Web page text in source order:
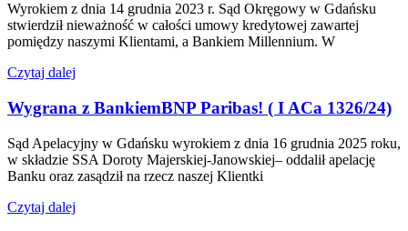
Wyrokiem z dnia 14 grudnia 2023 r. Sąd Okręgowy w Gdańsku
stwierdził nieważność w całości umowy kredytowej zawartej
pomiędzy naszymi Klientami, a Bankiem Millennium. W
Czytaj dalej
Wygrana z BankiemBNP Paribas! ( I ACa 1326/24)
Sąd Apelacyjny w Gdańsku wyrokiem z dnia 16 grudnia 2025 roku,
w składzie SSA Doroty Majerskiej-Janowskiej– oddalił apelację
Banku oraz zasądził na rzecz naszej Klientki
Czytaj dalej